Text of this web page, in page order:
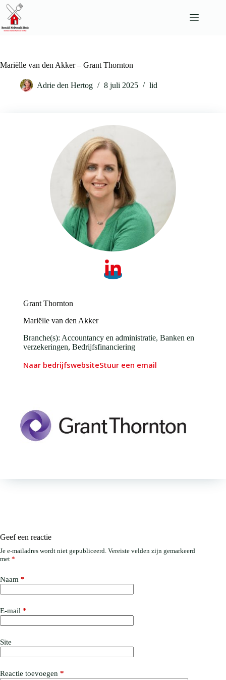
Ga
naar
inhoud
Mariëlle van den Akker – Grant Thornton
Adrie den Hertog 8 juli 2025 lid
Grant Thornton
Mariëlle van den Akker
Branche(s): Accountancy en administratie, Banken en
verzekeringen, Bedrijfsfinanciering
Naar bedrijfswebsiteStuur een email
Geef een reactie
Je e-mailadres wordt niet gepubliceerd. Vereiste velden zijn gemarkeerd
met *
Naam *
E-mail *
Site
Reactie toevoegen *